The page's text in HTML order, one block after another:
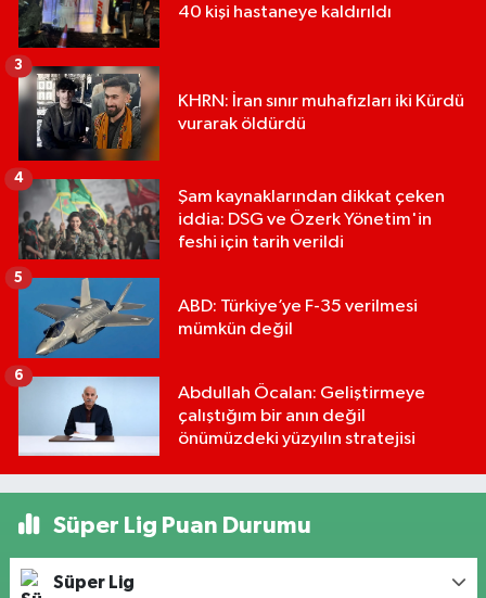
40 kişi hastaneye kaldırıldı
KHRN: İran sınır muhafızları iki Kürdü
vurarak öldürdü
3
Şam kaynaklarından dikkat çeken
iddia: DSG ve Özerk Yönetim'in
feshi için tarih verildi
4
ABD: Türkiye’ye F-35 verilmesi
mümkün değil
5
Abdullah Öcalan: Geliştirmeye
çalıştığım bir anın değil
önümüzdeki yüzyılın stratejisi
6
Süper Lig Puan Durumu
Süper Lig